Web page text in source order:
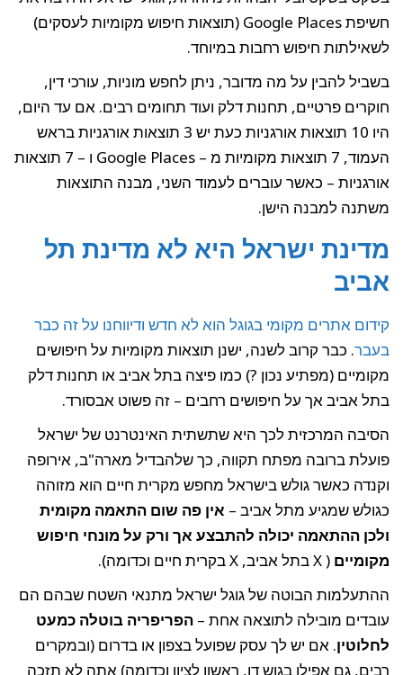
חשיפת Google Places (תוצאות חיפוש מקומיות לעסקים)
לשאילתות חיפוש רחבות במיוחד.
בשביל להבין על מה מדובר, ניתן לחפש מוניות, עורכי דין,
חוקרים פרטיים, תחנות דלק ועוד תחומים רבים. אם עד היום,
היו 10 תוצאות אורגניות כעת יש 3 תוצאות אורגניות בראש
העמוד, 7 תוצאות מקומיות מ – Google Places ו – 7 תוצאות
אורגניות – כאשר עוברים לעמוד השני, מבנה התוצאות
משתנה למבנה הישן.
מדינת ישראל היא לא מדינת תל
אביב
קידום אתרים מקומי בגוגל הוא לא חדש ודיווחנו על זה כבר
בעבר. כבר קרוב לשנה, ישנן תוצאות מקומיות על חיפושים
מקומיים (מפתיע נכון ?) כמו פיצה בתל אביב או תחנות דלק
בתל אביב אך על חיפושים רחבים – זה פשוט אבסורד.
הסיבה המרכזית לכך היא שתשתית האינטרנט של ישראל
פועלת ברובה מפתח תקווה, כך שלהבדיל מארה"ב, אירופה
וקנדה כאשר גולש בישראל מחפש מקרית חיים הוא מזוהה
כגולש שמגיע מתל אביב – אין פה שום התאמה מקומית
ולכן ההתאמה יכולה להתבצע אך ורק על מונחי חיפוש
מקומיים ( X בתל אביב, X בקרית חיים וכדומה).
ההתעלמות הבוטה של גוגל ישראל מתנאי השטח שבהם הם
עובדים מובילה לתוצאה אחת – הפריפריה בוטלה כמעט
לחלוטין. אם יש לך עסק שפועל בצפון או בדרום (ובמקרים
רבים, גם אפילו בגוש דן, ראשון לציון וכדומה) אתה לא תזכה